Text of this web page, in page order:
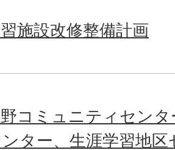
施設改修整備計画
コミュニティセン
ター、生涯学習地